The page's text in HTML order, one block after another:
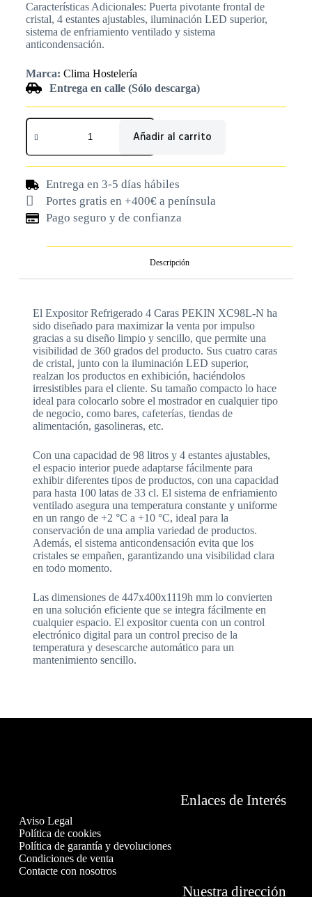
Características Adicionales: Puerta pivotante frontal de
cristal, 4 estantes ajustables, iluminación LED superior,
sistema de enfriamiento ventilado y sistema
anticondensación.
Marca: Clima Hostelería
Entrega en calle (Sólo descarga)
Añadir al carrito
Entrega en 3-5 días hábiles
Portes gratis en +400€ a península
Pago seguro y de confianza
Descripción
El Expositor Refrigerado 4 Caras PEKIN XC98L-N ha
sido diseñado para maximizar la venta por impulso
gracias a su diseño limpio y sencillo, que permite una
visibilidad de 360 grados del producto. Sus cuatro caras
de cristal, junto con la iluminación LED superior,
realzan los productos en exhibición, haciéndolos
irresistibles para el cliente. Su tamaño compacto lo hace
ideal para colocarlo sobre el mostrador en cualquier tipo
de negocio, como bares, cafeterías, tiendas de
alimentación, gasolineras, etc.
Con una capacidad de 98 litros y 4 estantes ajustables,
el espacio interior puede adaptarse fácilmente para
exhibir diferentes tipos de productos, con una capacidad
para hasta 100 latas de 33 cl. El sistema de enfriamiento
ventilado asegura una temperatura constante y uniforme
en un rango de +2 °C a +10 °C, ideal para la
conservación de una amplia variedad de productos.
Además, el sistema anticondensación evita que los
cristales se empañen, garantizando una visibilidad clara
en todo momento.
Las dimensiones de 447x400x1119h mm lo convierten
en una solución eficiente que se integra fácilmente en
cualquier espacio. El expositor cuenta con un control
electrónico digital para un control preciso de la
temperatura y desescarche automático para un
mantenimiento sencillo.
Enlaces de Interés
Aviso Legal
Política de cookies
Política de garantía y devoluciones
Condiciones de venta
Contacte con nosotros
Nuestra dirección